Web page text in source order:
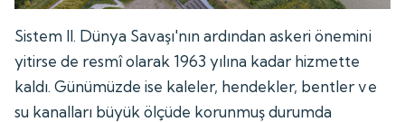
Sistem II. Dünya Savaşı'nın ardından askeri önemini
yitirse de resmî olarak 1963 yılına kadar hizmette
kaldı. Günümüzde ise kaleler, hendekler, bentler ve
su kanalları büyük ölçüde korunmuş durumda